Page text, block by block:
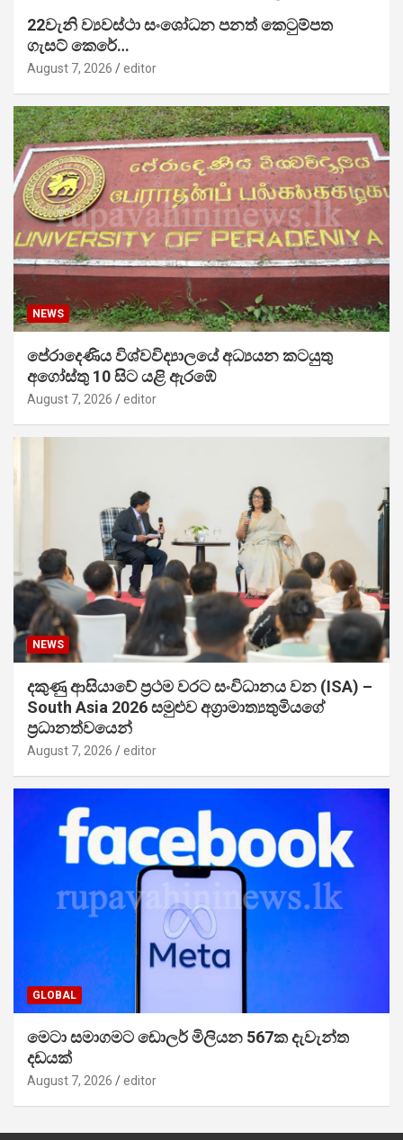
22වැනි ව්‍යවස්ථා සංශෝධන පනත් කෙටුම්පත
ගැසට් කෙරේ…
August 7, 2026 editor
NEWS
පේරාදෙණිය විශ්වවිද්‍යාලයේ අධ්‍යයන කටයුතු
අගෝස්තු 10 සිට යළි ඇරඹේ
August 7, 2026 editor
NEWS
දකුණු ආසියාවේ ප්‍රථම වරට සංවිධානය වන (ISA) –
South Asia 2026 සමුළුව අග්‍රාමාත්‍යතුමියගේ
ප්‍රධානත්වයෙන්
August 7, 2026 editor
GLOBAL
මෙටා සමාගමට ඩොලර් මිලියන 567ක දැවැන්ත
දඩයක්
August 7, 2026 editor